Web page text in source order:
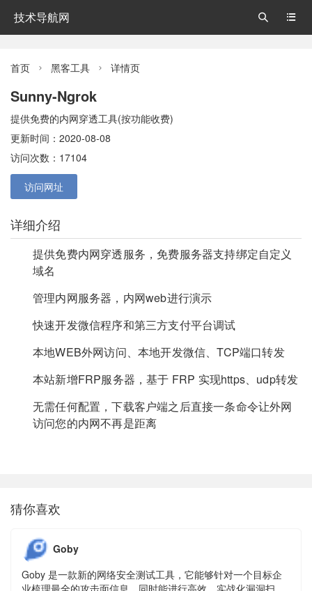
技术导航网 

首页  黑客工具  详情页
Sunny-Ngrok
提供免费的内网穿透工具(按功能收费)
更新时间：2020-08-08
访问次数：17104
访问网址
详细介绍
提供免费内网穿透服务，免费服务器支持绑定自定义
域名
管理内网服务器，内网web进行演示
快速开发微信程序和第三方支付平台调试
本地WEB外网访问、本地开发微信、TCP端口转发
本站新增FRP服务器，基于 FRP 实现https、udp转发
无需任何配置，下载客户端之后直接一条命令让外网
访问您的内网不再是距离
猜你喜欢
Goby
Goby 是一款新的网络安全测试工具，它能够针对一个目标企
业梳理最全的攻击面信息，同时能进行高效、实战化漏洞扫